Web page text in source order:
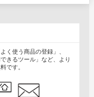
く使う商品の登録」、
きるツール」など、より
です。